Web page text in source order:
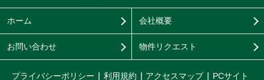
ホーム 会社概要
お問い合わせ 物件リクエスト
プライバシーポリシー 利用規約 アクセスマップ PCサイト